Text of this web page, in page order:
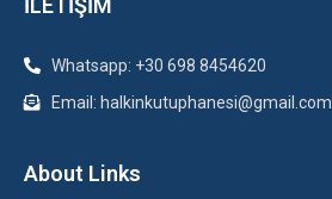
İLETİŞİM
Whatsapp: +30 698 8454620
Email: halkinkutuphanesi@gmail.com
About Links